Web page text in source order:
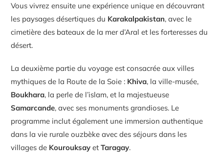
Vous vivrez ensuite une expérience unique en découvrant
les paysages désertiques du Karakalpakistan, avec le
cimetière des bateaux de la mer d’Aral et les forteresses du
désert.
La deuxième partie du voyage est consacrée aux villes
mythiques de la Route de la Soie : Khiva, la ville-musée,
Boukhara, la perle de l’islam, et la majestueuse
Samarcande, avec ses monuments grandioses. Le
programme inclut également une immersion authentique
dans la vie rurale ouzbèke avec des séjours dans les
villages de Kourouksay etTaragay.